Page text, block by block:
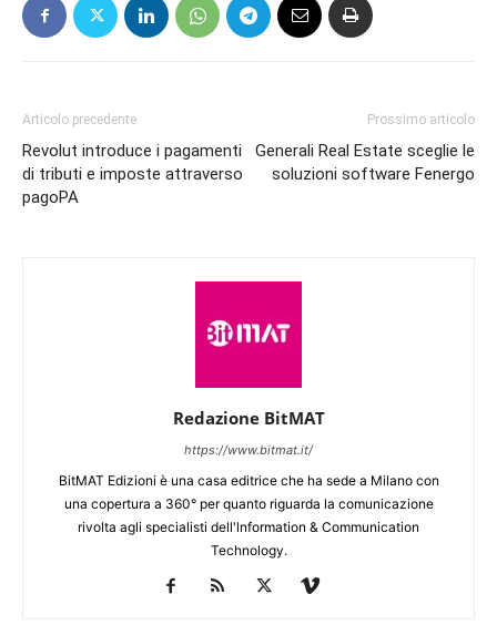
Articolo precedente
Revolut introduce i pagamenti
di tributi e imposte attraverso
pagoPA
Prossimo articolo
Generali Real Estate sceglie le
soluzioni software Fenergo
Redazione BitMAT
https://www.bitmat.it/
BitMAT Edizioni è una casa editrice che ha sede a Milano con
una copertura a 360° per quanto riguarda la comunicazione
rivolta agli specialisti dell'lnformation & Communication
Technology.